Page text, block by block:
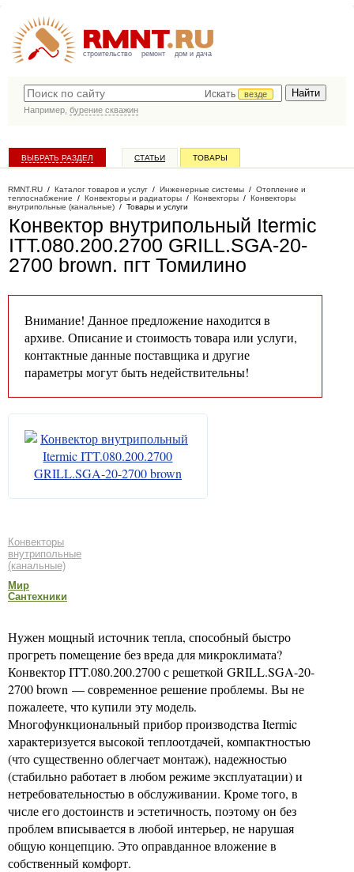
строительство ремонт дом и дача
Искать
везде
Например, бурение скважин
ВЫБРАТЬ РАЗДЕЛ СТАТЬИ ТОВАРЫ
RMNT.RU / Каталог товаров и услуг / Инженерные системы / Отопление и
теплоснабжение / Конвекторы и радиаторы / Конвекторы / Конвекторы
внутрипольные (канальные) / Товары и услуги
Конвектор внутрипольный Itermic
ITT.080.200.2700 GRILL.SGA-20-
2700 brown. пгт Томилино
Внимание! Данное предложение находится в
архиве. Описание и стоимость товара или услуги,
контактные данные поставщика и другие
параметры могут быть недействительны!
Конвекторы
внутрипольные
(канальные)
Мир
Сантехники
Нужен мощный источник тепла, способный быстро
прогреть помещение без вреда для микроклимата?
Конвектор ITT.080.200.2700 с решеткой GRILL.SGA-20-
2700 brown — современное решение проблемы. Вы не
пожалеете, что купили эту модель.
Многофункциональный прибор производства Itermic
характеризуется высокой теплоотдачей, компактностью
(что существенно облегчает монтаж), надежностью
(стабильно работает в любом режиме эксплуатации) и
нетребовательностью в обслуживании. Кроме того, в
числе его достоинств и эстетичность, поэтому он без
проблем вписывается в любой интерьер, не нарушая
общую концепцию. Это оправданное вложение в
собственный комфорт.